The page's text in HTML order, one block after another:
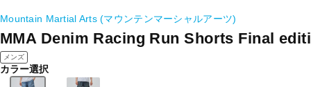
Mountain Martial Arts (マウンテンマーシャルアーツ)
MMA Denim Racing Run Shorts Final
メンズ
カラー選択